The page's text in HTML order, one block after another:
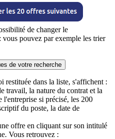
de changer le
vous pouvez par exemple les trier
de votre recherche
restituée dans la liste, s'affichent :
travail, la nature du contrat et la
l'entreprise si précisé, les 200
du poste, la date de
offre en cliquant sur son intitulé
Vous retrouvez :